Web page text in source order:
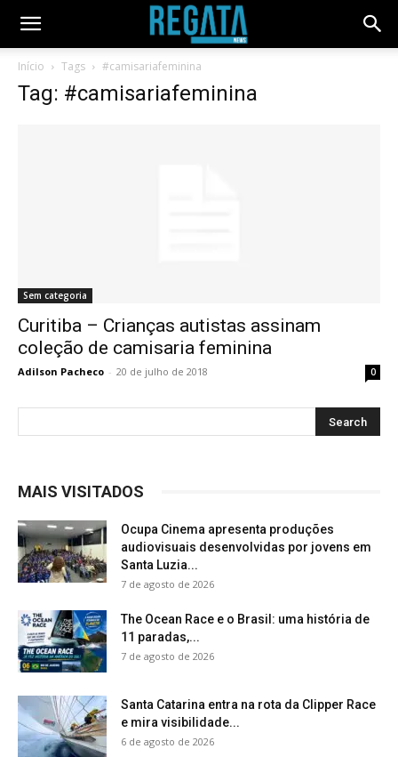
Início Tags #camisariafeminina
Tag: #camisariafeminina
Sem categoria
Curitiba – Crianças autistas assinam
coleção de camisaria feminina
Adilson Pacheco - 20 de julho de 2018 0
MAIS VISITADOS
Ocupa Cinema apresenta produções
audiovisuais desenvolvidas por jovens em
Santa Luzia...
7 de agosto de 2026
The Ocean Race e o Brasil: uma história de
11 paradas,...
7 de agosto de 2026
Santa Catarina entra na rota da Clipper Race
e mira visibilidade...
6 de agosto de 2026